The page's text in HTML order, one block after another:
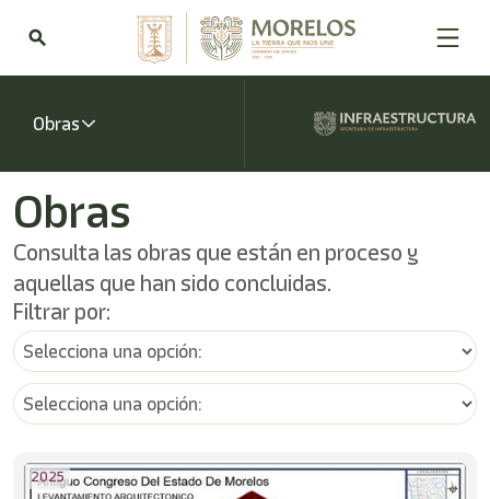
de
Para
iniciar
de
pantalla
All
One
Accesibilidad,
presione
search
Obras
Obras
Consulta las obras que están en proceso y
aquellas que han sido concluidas.
Filtrar por:
2025